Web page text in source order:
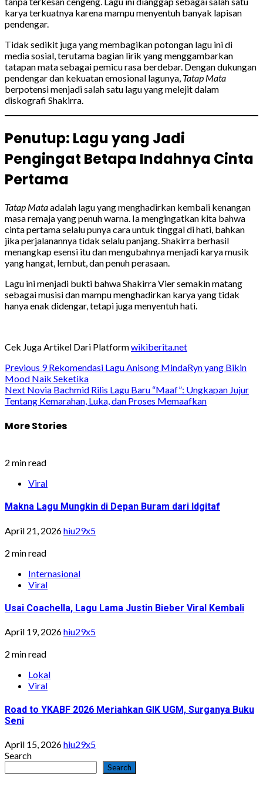
karya terkuatnya karena mampu menyentuh banyak lapisan
pendengar.
Tidak sedikit juga yang membagikan potongan lagu ini di
media sosial, terutama bagian lirik yang menggambarkan
tatapan mata sebagai pemicu rasa berdebar. Dengan dukungan
pendengar dan kekuatan emosional lagunya, Tatap Mata
berpotensi menjadi salah satu lagu yang melejit dalam
diskografi Shakirra.
Penutup: Lagu yang Jadi
Pengingat Betapa Indahnya Cinta
Pertama
Tatap Mataadalah lagu yang menghadirkan kembali kenangan
masa remaja yang penuh warna. Ia mengingatkan kita bahwa
cinta pertama selalu punya cara untuk tinggal di hati, bahkan
jika perjalanannya tidak selalu panjang. Shakirra berhasil
menangkap esensi itu dan mengubahnya menjadi karya musik
yang hangat, lembut, dan penuh perasaan.
Lagu ini menjadi bukti bahwa Shakirra Vier semakin matang
sebagai musisi dan mampu menghadirkan karya yang tidak
hanya enak didengar, tetapi juga menyentuh hati.
Cek Juga Artikel Dari Platformwikiberita.net
Post
navigation
Previous 9 Rekomendasi Lagu Anisong MindaRyn yang Bikin
Mood Naik Seketika
Next Novia Bachmid Rilis Lagu Baru “Maaf”: Ungkapan Jujur
Tentang Kemarahan, Luka, dan Proses Memaafkan
More Stories
2 min read
Viral
Makna Lagu Mungkin di Depan Buram dari Idgitaf
April 21, 2026hiu29x5
2 min read
Internasional
Viral
Usai Coachella, Lagu Lama Justin Bieber Viral Kembali
April 19, 2026hiu29x5
2 min read
Lokal
Viral
Road to YKABF 2026 Meriahkan GIK UGM, Surganya Buku
Seni
April 15, 2026hiu29x5
Search
Search